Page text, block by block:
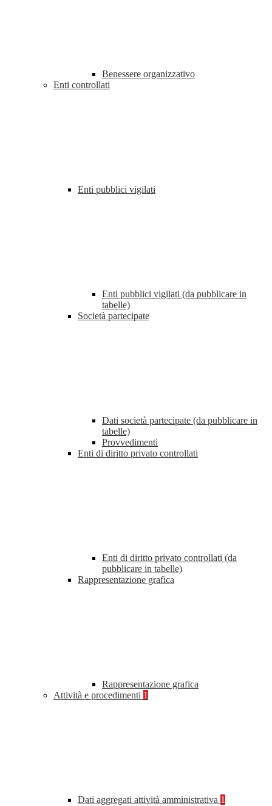
Benessere organizzativo
Enti controllati
Enti pubblici vigilati
Enti pubblici vigilati (da pubblicare in
tabelle)
Società partecipate
Dati società partecipate (da pubblicare in
tabelle)
Provvedimenti
Enti di diritto privato controllati
Enti di diritto privato controllati (da
pubblicare in tabelle)
Rappresentazione grafica
Rappresentazione grafica
Attività e procedimenti 1
Dati aggregati attività amministrativa 1